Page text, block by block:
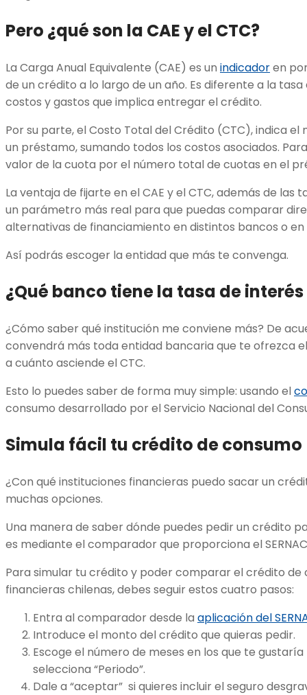
Pero ¿qué son la CAE y el CTC?
La Carga Anual Equivalente (CAE) es un indicadoren
de un crédito a lo largo de un año. Es diferente a la
costos y gastos que implica entregar el crédito.
Por su parte, el Costo Total del Crédito (CTC), indica
un préstamo, sumando todos los costos asociados.
valor de la cuota por el número total de cuotas en el
La ventaja de fijarte en el CAE y el CTC, además de las
un parámetro más real para que puedas comparar
alternativas de financiamiento en distintos bancos o
Así podrás escoger la entidad que más te convenga.
¿Qué banco tiene la tasa de
¿Cómo saber qué institución me conviene más? De
convendrá más toda entidad bancaria que te ofrezca
a cuánto asciende el CTC.
Esto lo puedes saber de forma muy simple: usando el
consumo desarrollado por el Servicio Nacional del
Simula fácil tu crédito de consumo
¿Con qué instituciones financieras puedo sacar un
muchas opciones.
Una manera de saber dónde puedes pedir un crédito
es mediante el comparador que proporciona el
Para simular tu crédito y poder comparar el crédito de
financieras chilenas, debes seguir estos cuatro pasos:
Entra al comparador desde la aplicación del
Introduce el monto del crédito que quieras pedir.
Escoge el número de meses en los que te
selecciona “Periodo”.
Dale a “aceptar” si quieres incluir el seguro